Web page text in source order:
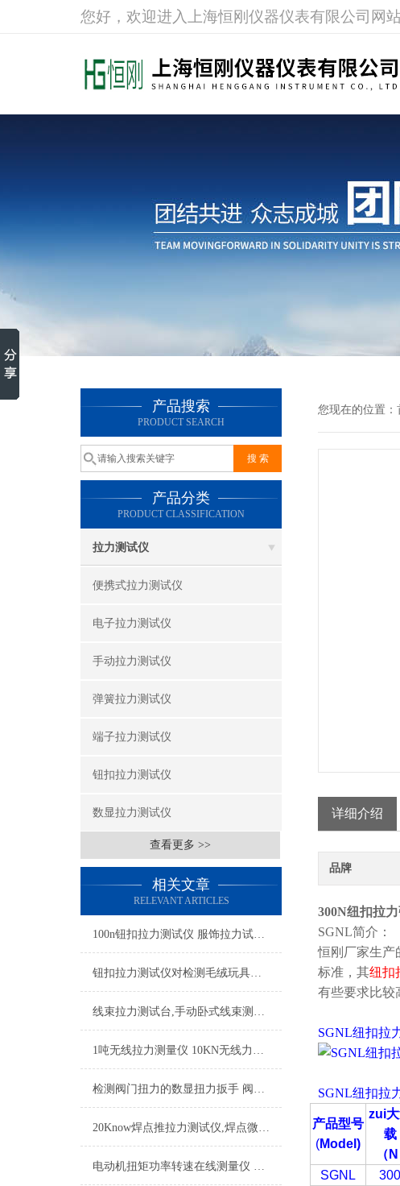
您好，欢迎进入上海恒刚仪器仪表有限公司网站
产品搜索
PRODUCT SEARCH
产品分类
PRODUCT CLASSIFICATION
拉力测试仪
便携式拉力测试仪
电子拉力测试仪
手动拉力测试仪
弹簧拉力测试仪
端子拉力测试仪
钮扣拉力测试仪
数显拉力测试仪
查看更多 >>
相关文章
RELEVANT ARTICLES
100n钮扣拉力测试仪 服饰拉力试验机 指针式纽扣拉力仪
钮扣拉力测试仪对检测毛绒玩具的应用。
线束拉力测试台,手动卧式线束测试台,便携式线束端子拉力测试台厂家
1吨无线拉力测量仪 10KN无线力值检测仪 1t无线拉力测试仪器
检测阀门扭力的数显扭力扳手 阀门扭矩数显式测力扳手0-150NM
20Know焊点推拉力测试仪,焊点微型推拉力测试仪品牌
电动机扭矩功率转速在线测量仪 微量程0-3N.m
您现在的位置：
详细介绍
品牌
300N纽扣拉
SGNL简介：
恒刚厂家生产
标准，其纽扣
有些要求比较
SGNL纽扣拉
SGNL纽扣拉
产品型号
(Model)
zui
载
（ N
SGNL 300